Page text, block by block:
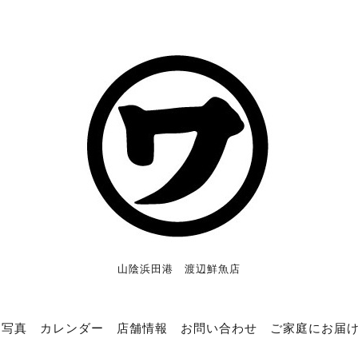
山陰浜田港 渡辺鮮魚店
写真 カレンダー 店舗情報 お問い合わせ ご家庭にお届け